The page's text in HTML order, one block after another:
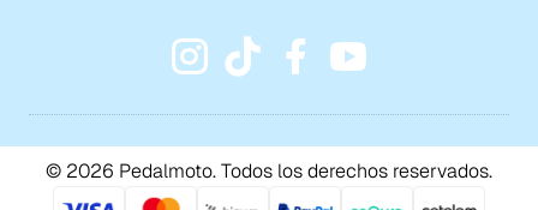
© 2026 Pedalmoto. Todos los derechos reservados.